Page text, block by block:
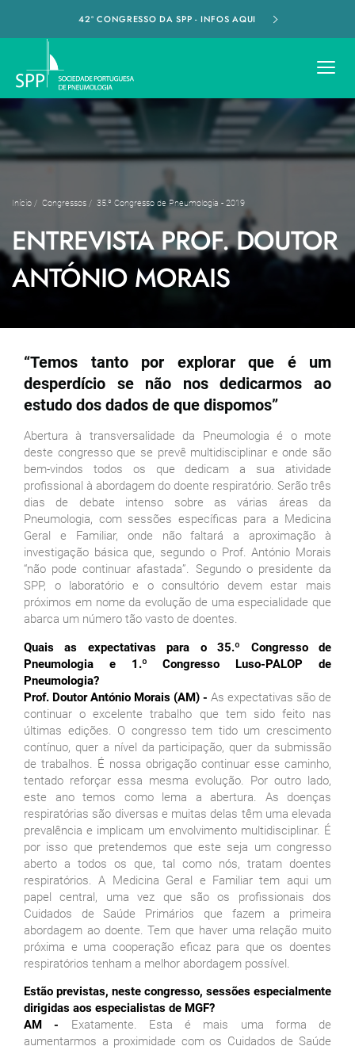
42º CONGRESSO DA SPP - INFOS AQUI
Início / Congressos / 35.º Congresso de Pneumologia - 2019
ENTREVISTA PROF. DOUTOR
ANTÓNIO MORAIS
“Temos tanto por explorar que é um
desperdício se não nos dedicarmos ao
estudo dos dados de que dispomos”
Abertura à transversalidade da Pneumologia é o mote
deste congresso que se prevê multidisciplinar e onde são
bem-vindos todos os que dedicam a sua atividade
profissional à abordagem do doente respiratório. Serão três
dias de debate intenso sobre as várias áreas da
Pneumologia, com sessões específicas para a Medicina
Geral e Familiar, onde não faltará a aproximação à
investigação básica que, segundo o Prof. António Morais
“não pode continuar afastada”. Segundo o presidente da
SPP, o laboratório e o consultório devem estar mais
próximos em nome da evolução de uma especialidade que
abarca um número tão vasto de doentes.
Quais as expectativas para o 35.º Congresso de
Pneumologia e 1.º Congresso Luso-PALOP de
Pneumologia?
Prof. Doutor António Morais (AM) - As expectativas são de
continuar o excelente trabalho que tem sido feito nas
últimas edições. O congresso tem tido um crescimento
contínuo, quer a nível da participação, quer da submissão
de trabalhos. É nossa obrigação continuar esse caminho,
tentado reforçar essa mesma evolução. Por outro lado,
este ano temos como lema a abertura. As doenças
respiratórias são diversas e muitas delas têm uma elevada
prevalência e implicam um envolvimento multidisciplinar. É
por isso que pretendemos que este seja um congresso
aberto a todos os que, tal como nós, tratam doentes
respiratórios. A Medicina Geral e Familiar tem aqui um
papel central, uma vez que são os profissionais dos
Cuidados de Saúde Primários que fazem a primeira
abordagem ao doente. Tem que haver uma relação muito
próxima e uma cooperação eficaz para que os doentes
respiratórios tenham a melhor abordagem possível.
Estão previstas, neste congresso, sessões especialmente
dirigidas aos especialistas de MGF?
AM - Exatamente. Esta é mais uma forma de
aumentarmos a proximidade com os Cuidados de Saúde